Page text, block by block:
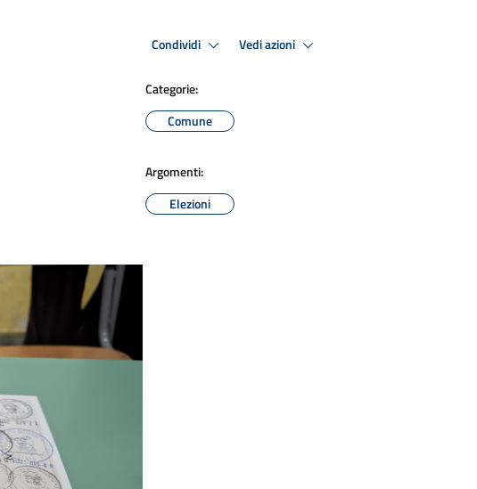
Condividi Vedi azioni
Categorie:
Comune
Argomenti:
Elezioni